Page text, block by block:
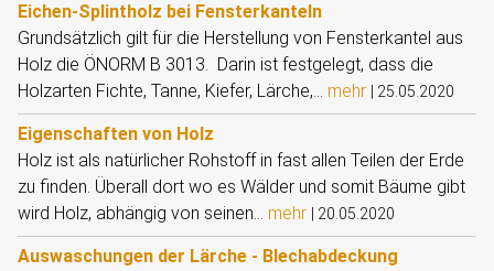
Eichen-Splintholz bei Fensterkanteln
Grundsätzlich gilt für die Herstellung von Fensterkantel aus
Holz die ÖNORM B 3013. Darin ist festgelegt, dass die
Holzarten Fichte, Tanne, Kiefer, Lärche,... mehr 25.05.2020
Eigenschaften von Holz
Holz ist als natürlicher Rohstoff in fast allen Teilen der Erde
zu finden. Überall dort wo es Wälder und somit Bäume gibt
wird Holz, abhängig von seinen... mehr 20.05.2020
Auswaschungen der Lärche - Blechabdeckung